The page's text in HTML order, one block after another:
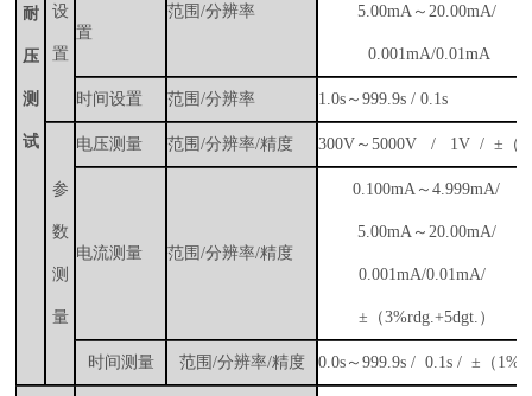
耐
压
测
试
设
置
置
范围/分辨率 5.00mA ～ 20.00mA/
0.001mA/0.01mA
时间设置 范围/分辨率 1.0s ～999.9s / 0.1s
参
数
测
量
电压测量 范围/分辨率/精度 300V ～5000V / 1V / ± （
电流测量 范围/分辨率/精度
0.100mA ～4.999mA/
5.00mA ～ 20.00mA/
0.001mA/0.01mA/
± （3%rdg. +5dgt. ）
时间测量 范围/分辨率/精度 0.0s ～999.9s / 0.1s /± （ 1%